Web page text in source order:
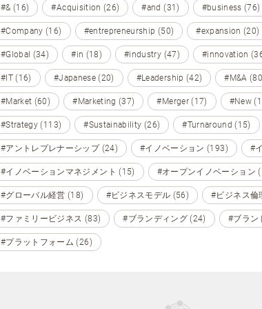
#& (16) #Acquisition (26) #and (31) #business (76)
#Company (16) #entrepreneurship (50) #expansion (20)
#Global (34) #in (18) #industry (47) #innovation
#IT (16) #Japanese (20) #Leadership (42) #M&A
#Market (60) #Marketing (37) #Merger (17) #New
#Strategy (113) #Sustainability (26) #Turnaround (15)
#アントレプレナーシップ (24) #イノベーション (193) #
#イノベーションマネジメント (15) #オープンイノベーション
#グローバル経営 (18) #ビジネスモデル (56) #ビジネス倫
#ファミリービジネス (83) #ブランディング (24) #ブラン
#プラットフォーム (26)